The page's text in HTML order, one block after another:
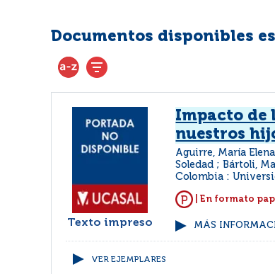
Documentos disponibles
Texto impreso
Impacto de
nuestros
Aguirre, María
Soledad ; Bártoli,
Colombia :
| En formato
MÁS
VER EJEMPLARES